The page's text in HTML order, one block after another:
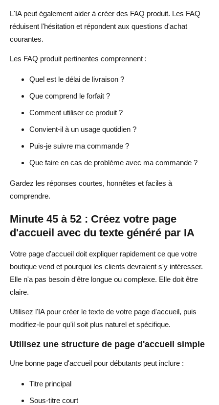
L'IA peut également aider à créer des FAQ produit. Les FAQ
réduisent l'hésitation et répondent aux questions d'achat
courantes.
Les FAQ produit pertinentes comprennent :
Quel est le délai de livraison ?
Que comprend le forfait ?
Comment utiliser ce produit ?
Convient-il à un usage quotidien ?
Puis-je suivre ma commande ?
Que faire en cas de problème avec ma commande ?
Gardez les réponses courtes, honnêtes et faciles à
comprendre.
Minute 45 à 52 : Créez votre page
d'accueil avec du texte généré par IA
Votre page d'accueil doit expliquer rapidement ce que votre
boutique vend et pourquoi les clients devraient s'y intéresser.
Elle n'a pas besoin d'être longue ou complexe. Elle doit être
claire.
Utilisez l'IA pour créer le texte de votre page d'accueil, puis
modifiez-le pour qu'il soit plus naturel et spécifique.
Utilisez une structure de page d'accueil simple
Une bonne page d'accueil pour débutants peut inclure :
Titre principal
Sous-titre court